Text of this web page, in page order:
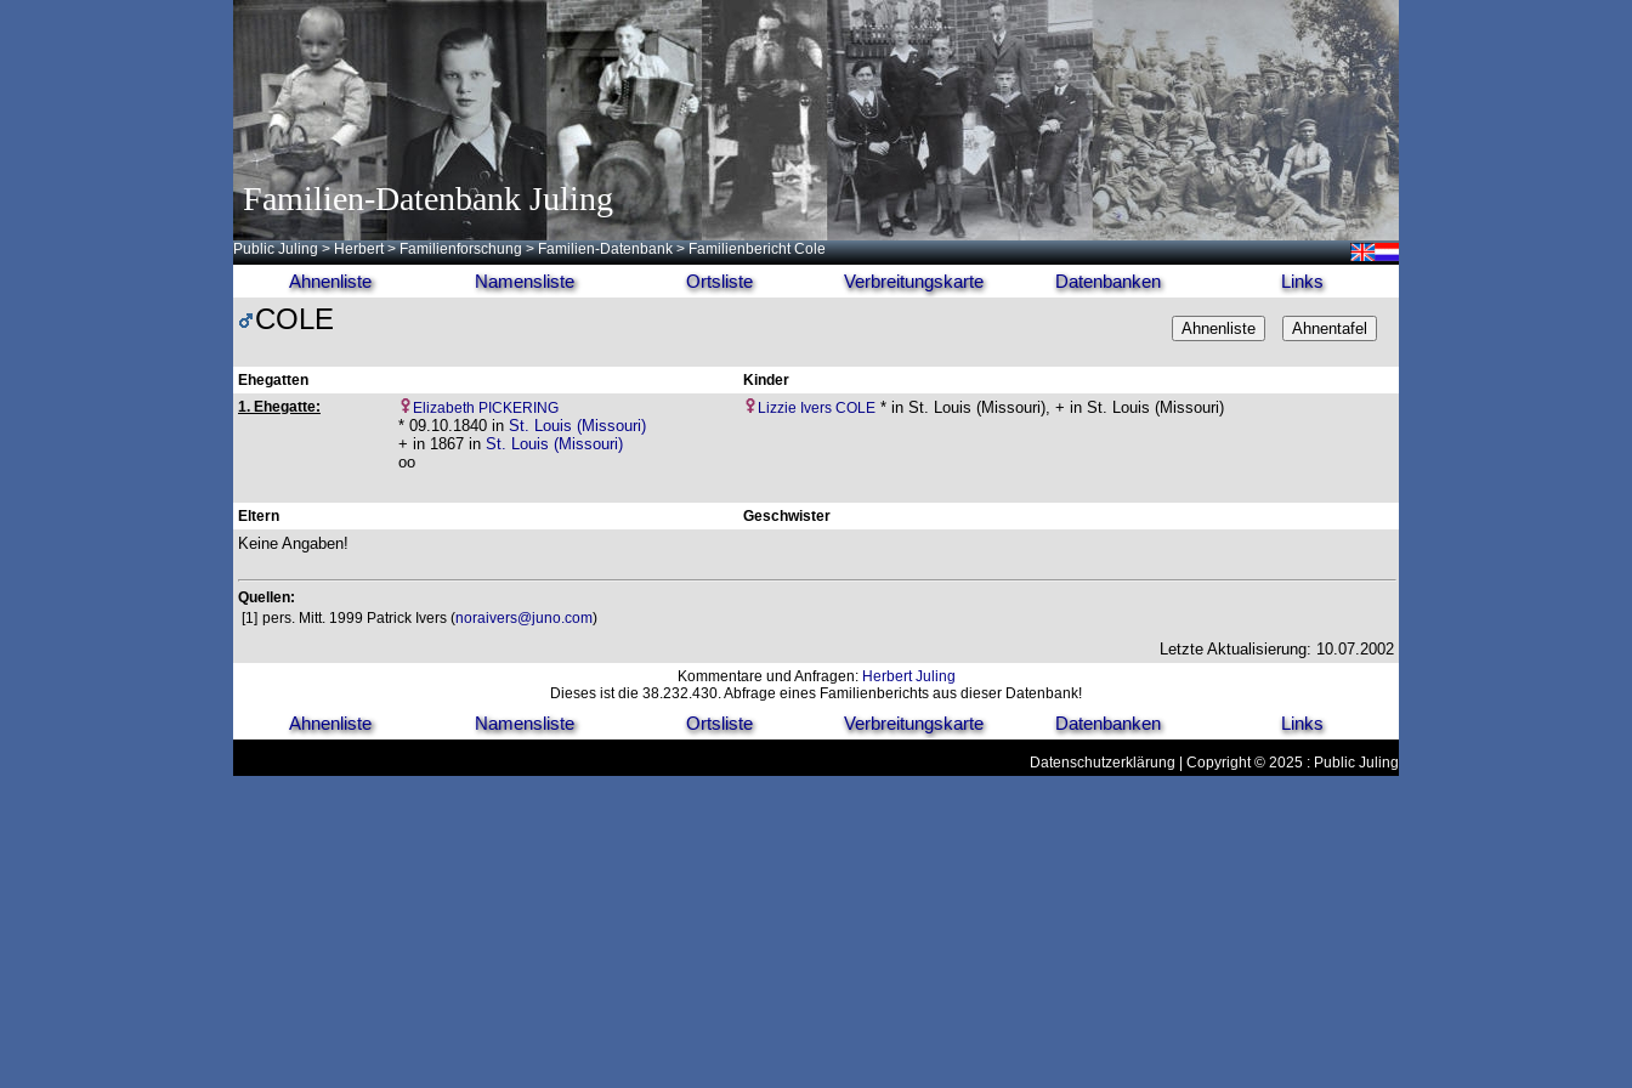
Familien-Datenbank Juling
Public Juling >Herbert >Familienforschung >Familien-Datenbank > Familienbericht Cole
Ahnenliste Namensliste Ortsliste Verbreitungskarte Datenbanken Links
COLE
Ehegatten
Kinder
1. Ehegatte:
Elizabeth PICKERING
* 09.10.1840 in St. Louis (Missouri)
+ in 1867 in St. Louis (Missouri)
oo
Lizzie Ivers COLE * in St. Louis (Missouri), + in St. Louis (Missouri)
Eltern Geschwister
Keine Angaben!
Quellen:
[1] pers. Mitt. 1999 Patrick Ivers (noraivers@juno.com)
Letzte Aktualisierung: 10.07.2002
Kommentare und Anfragen: Herbert Juling
Dieses ist die 38.232.430. Abfrage eines Familienberichts aus dieser Datenbank!
Ahnenliste Namensliste Ortsliste Verbreitungskarte Datenbanken Links
Datenschutzerklärung | Copyright © 2025 : Public Juling